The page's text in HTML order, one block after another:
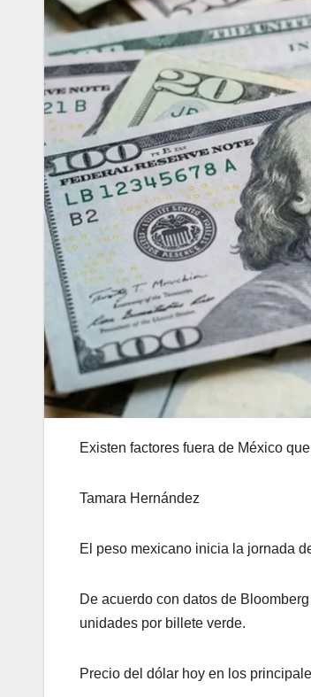
Existen factores fuera de México
Tamara Hernández
El peso mexicano inicia la jornada
De acuerdo con datos de
unidades por billete verde.
Precio del dólar hoy en los